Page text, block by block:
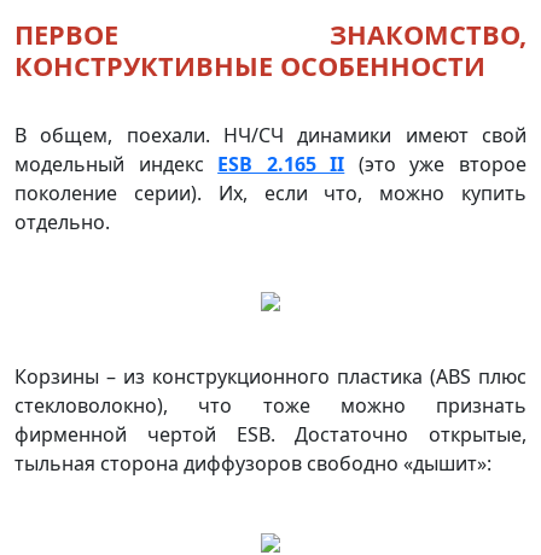
ПЕРВОЕ ЗНАКОМСТВО,
КОНСТРУКТИВНЫЕ ОСОБЕННОСТИ
В общем, поехали. НЧ/СЧ динамики имеют свой
модельный индекс ESB 2.165 II (это уже второе
поколение серии). Их, если что, можно купить
отдельно.
Корзины – из конструкционного пластика (ABS плюс
стекловолокно), что тоже можно признать
фирменной чертой ESB. Достаточно открытые,
тыльная сторона диффузоров свободно «дышит»: